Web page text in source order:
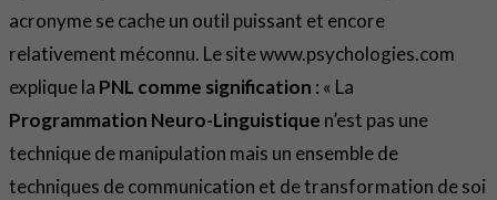
acronyme se cache un outil puissant et encore
relativement méconnu. Le site www.psychologies.com
explique la PNL comme signification : « La
Programmation Neuro-Linguistique n’est pas une
technique de manipulation mais un ensemble de
techniques de communication et de transformation de soi